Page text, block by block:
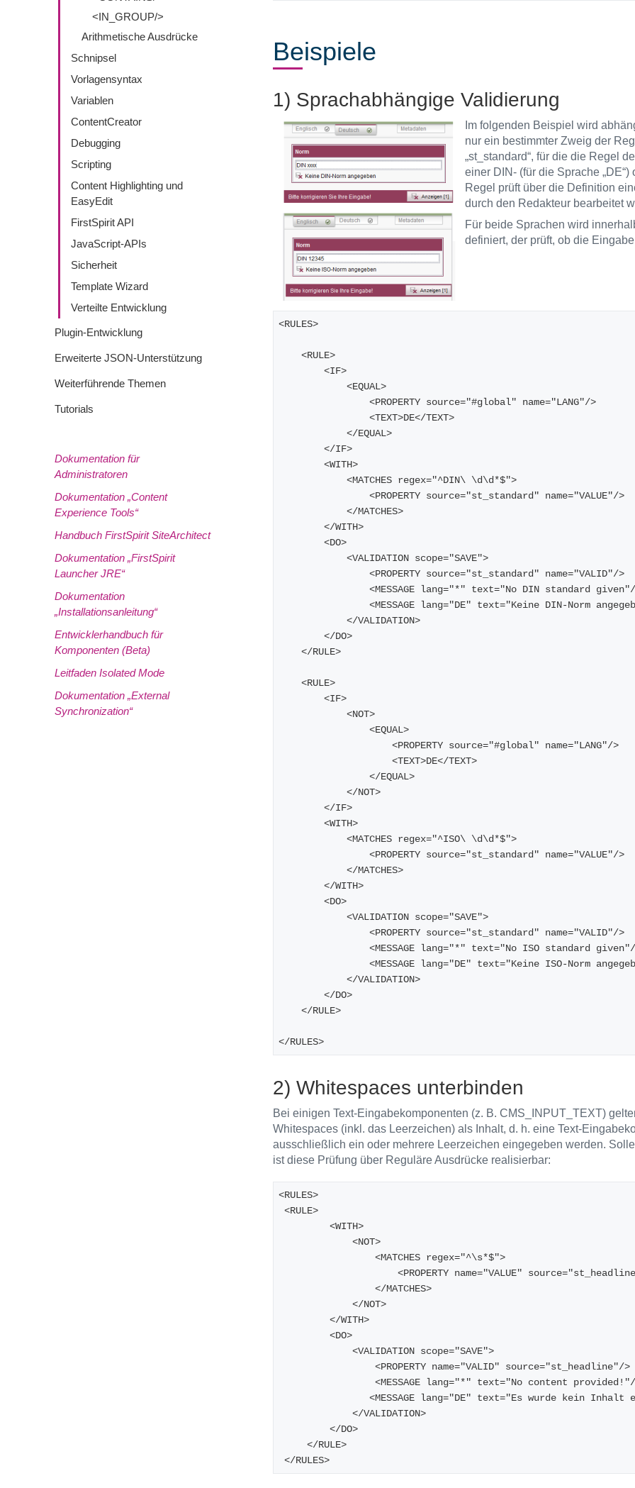
<IN_GROUP/>
Arithmetische Ausdrücke
Schnipsel
Vorlagensyntax
Variablen
ContentCreator
Debugging
Scripting
Content Highlighting und
EasyEdit
FirstSpirit API
JavaScript-APIs
Sicherheit
Template Wizard
Verteilte Entwicklung
Plugin-Entwicklung
Erweiterte JSON-Unterstützung
Weiterführende Themen
Tutorials
Dokumentation für
Administratoren
Dokumentation „Content
Experience Tools“
Handbuch FirstSpirit SiteArchitect
Dokumentation „FirstSpirit
Launcher JRE“
Dokumentation
„Installationsanleitung“
Entwicklerhandbuch für
Komponenten (Beta)
Leitfaden Isolated Mode
Dokumentation „External
Synchronization“
Beispiele
1) Sprachabhängige Validierung
Im folgenden Beispiel wird
nur ein bestimmter Zweig der
„st_standard“, für die die Regel
einer DIN- (für die Sprache
Regel prüft über die Definition
durch den Redakteur bearbeitet
Für beide Sprachen wird
definiert, der prüft, ob die
<RULES>
    <RULE>
        <IF>
            <EQUAL>
                <PROPERTY source="#global" name="LANG"/>
                <TEXT>DE</TEXT>
            </EQUAL>
        </IF>
        <WITH>
            <MATCHES regex="^DIN\ \d\d*$">
                <PROPERTY source="st_standard" name="VALUE"/>
            </MATCHES>
        </WITH>
        <DO>
            <VALIDATION scope="SAVE">
                <PROPERTY source="st_standard" name="VALID"/>
<MESSAGE lang="*" text="No DIN standard
<MESSAGE lang="DE" text="Keine DIN-Norm
            </VALIDATION>
        </DO>
    </RULE>
    <RULE>
        <IF>
            <NOT>
                <EQUAL>
                    <PROPERTY source="#global" name="LANG"/>
                    <TEXT>DE</TEXT>
                </EQUAL>
            </NOT>
        </IF>
        <WITH>
            <MATCHES regex="^ISO\ \d\d*$">
                <PROPERTY source="st_standard" name="VALUE"/>
            </MATCHES>
        </WITH>
        <DO>
            <VALIDATION scope="SAVE">
                <PROPERTY source="st_standard" name="VALID"/>
<MESSAGE lang="*" text="No ISO standard
<MESSAGE lang="DE" text="Keine ISO-Norm
            </VALIDATION>
        </DO>
    </RULE>
</RULES>
2) Whitespaces unterbinden
Bei einigen Text-Eingabekomponenten (z. B. CMS_INPUT_TEXT)
Whitespaces (inkl. das Leerzeichen) als Inhalt, d. h. eine Text-
ausschließlich ein oder mehrere Leerzeichen eingegeben werden.
ist diese Prüfung über Reguläre Ausdrücke realisierbar:
<RULES>
<RULE>
         <WITH>
             <NOT>
                 <MATCHES regex="^\s*$">
<PROPERTY name="VALUE"
                 </MATCHES>
             </NOT>
         </WITH>
         <DO>
             <VALIDATION scope="SAVE">
                 <PROPERTY name="VALID" source="st_headline"/>
<MESSAGE lang="*" text="No content
<MESSAGE lang="DE" text="Es wurde kein
             </VALIDATION>
         </DO>
     </RULE>
</RULES>